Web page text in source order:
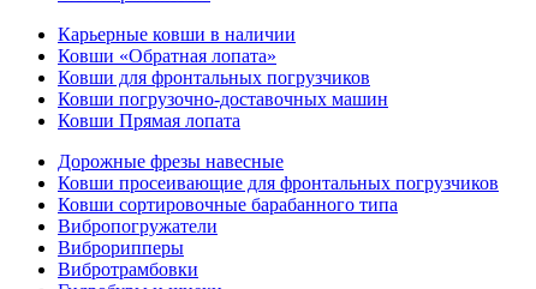
Карьерные ковши в наличии
Ковши «Обратная лопата»
Ковши для фронтальных погрузчиков
Ковши погрузочно-доставочных машин
Ковши Прямая лопата
Дорожные фрезы навесные
Ковши просеивающие для фронтальных погрузчиков
Ковши сортировочные барабанного типа
Вибропогружатели
Виброрипперы
Вибротрамбовки